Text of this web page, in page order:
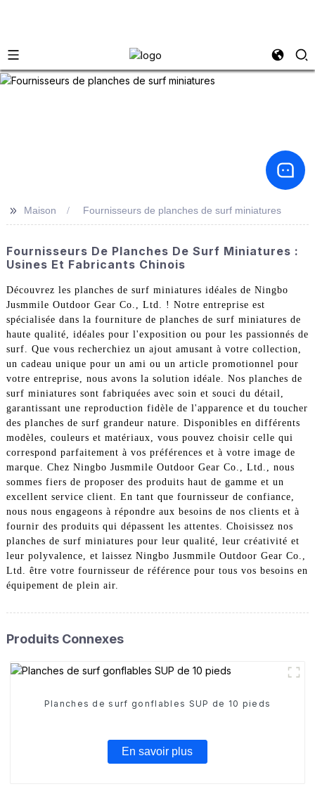
>> Maison Fournisseurs de planches de surf miniatures
Fournisseurs De Planches De Surf Miniatures :
Usines Et Fabricants Chinois
Découvrez les planches de surf miniatures idéales de Ningbo
Jusmmile Outdoor Gear Co., Ltd. ! Notre entreprise est
spécialisée dans la fourniture de planches de surf miniatures de
haute qualité, idéales pour l'exposition ou pour les passionnés de
surf. Que vous recherchiez un ajout amusant à votre collection,
un cadeau unique pour un ami ou un article promotionnel pour
votre entreprise, nous avons la solution idéale. Nos planches de
surf miniatures sont fabriquées avec soin et souci du détail,
garantissant une reproduction fidèle de l'apparence et du toucher
des planches de surf grandeur nature. Disponibles en différents
modèles, couleurs et matériaux, vous pouvez choisir celle qui
correspond parfaitement à vos préférences et à votre image de
marque. Chez Ningbo Jusmmile Outdoor Gear Co., Ltd., nous
sommes fiers de proposer des produits haut de gamme et un
excellent service client. En tant que fournisseur de confiance,
nous nous engageons à répondre aux besoins de nos clients et à
fournir des produits qui dépassent les attentes. Choisissez nos
planches de surf miniatures pour leur qualité, leur créativité et
leur polyvalence, et laissez Ningbo Jusmmile Outdoor Gear Co.,
Ltd. être votre fournisseur de référence pour tous vos besoins en
équipement de plein air.
Produits Connexes
Planches de surf gonflables SUP de 10 pieds
En savoir plus